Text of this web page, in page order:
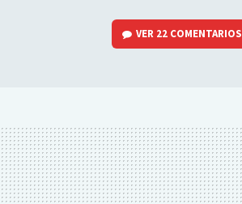
VER 22 COMENTARIOS